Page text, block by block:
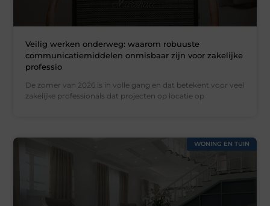
Veilig werken onderweg: waarom robuuste
communicatiemiddelen onmisbaar zijn voor zakelijke
professio
De zomer van 2026 is in volle gang en dat betekent voor veel
zakelijke professionals dat projecten op locatie op
WONING EN TUIN